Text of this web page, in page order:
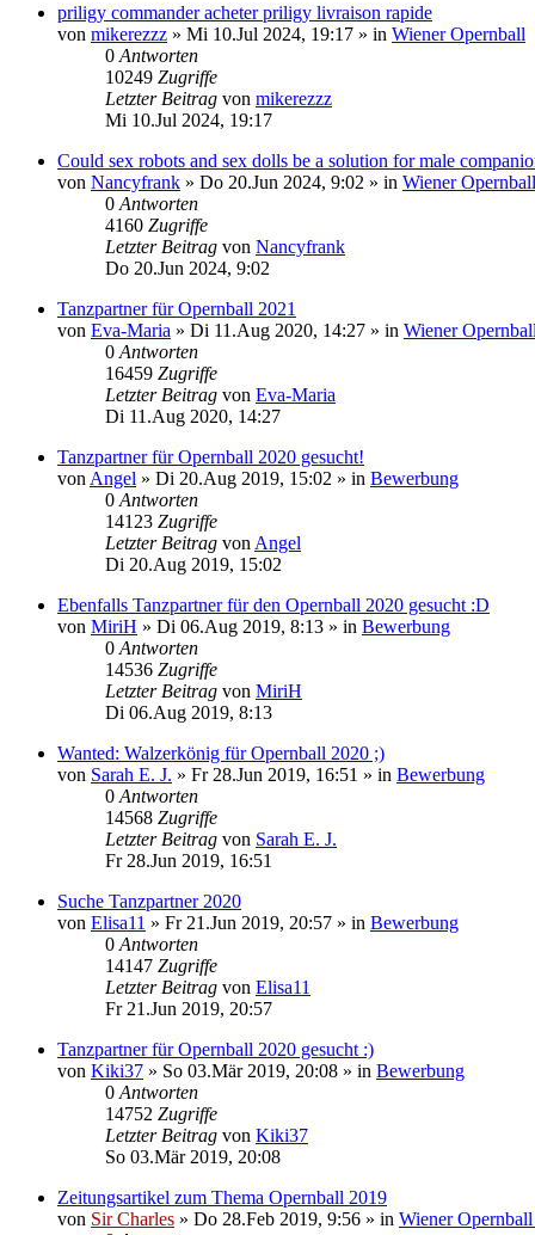
priligy commander acheter priligy livraison rapide
von mikerezzz » Mi 10.Jul 2024, 19:17 » in Wiener Opernball
0 Antworten
10249 Zugriffe
Letzter Beitrag von mikerezzz
Mi 10.Jul 2024, 19:17
Could sex robots and sex dolls be a solution for male
von Nancyfrank » Do 20.Jun 2024, 9:02 » in Wiener Opernball
0 Antworten
4160 Zugriffe
Letzter Beitrag von Nancyfrank
Do 20.Jun 2024, 9:02
Tanzpartner für Opernball 2021
von Eva-Maria » Di 11.Aug 2020, 14:27 » in Wiener
0 Antworten
16459 Zugriffe
Letzter Beitrag von Eva-Maria
Di 11.Aug 2020, 14:27
Tanzpartner für Opernball 2020 gesucht!
von Angel » Di 20.Aug 2019, 15:02 » in Bewerbung
0 Antworten
14123 Zugriffe
Letzter Beitrag von Angel
Di 20.Aug 2019, 15:02
Ebenfalls Tanzpartner für den Opernball 2020 gesucht :D
von MiriH » Di 06.Aug 2019, 8:13 » in Bewerbung
0 Antworten
14536 Zugriffe
Letzter Beitrag von MiriH
Di 06.Aug 2019, 8:13
Wanted: Walzerkönig für Opernball 2020 ;)
von Sarah E. J. » Fr 28.Jun 2019, 16:51 » in Bewerbung
0 Antworten
14568 Zugriffe
Letzter Beitrag von Sarah E. J.
Fr 28.Jun 2019, 16:51
Suche Tanzpartner 2020
von Elisa11 » Fr 21.Jun 2019, 20:57 » in Bewerbung
0 Antworten
14147 Zugriffe
Letzter Beitrag von Elisa11
Fr 21.Jun 2019, 20:57
Tanzpartner für Opernball 2020 gesucht :)
von Kiki37 » So 03.Mär 2019, 20:08 » in Bewerbung
0 Antworten
14752 Zugriffe
Letzter Beitrag von Kiki37
So 03.Mär 2019, 20:08
Zeitungsartikel zum Thema Opernball 2019
von Sir Charles » Do 28.Feb 2019, 9:56 » in Wiener